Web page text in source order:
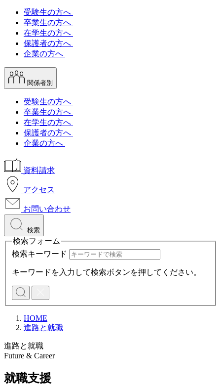
受験生の方へ
卒業生の方へ
在学生の方へ
保護者の方へ
企業の方へ
関係者別
受験生の方へ
卒業生の方へ
在学生の方へ
保護者の方へ
企業の方へ
資料請求
アクセス
お問い合わせ
検索
検索フォーム
検索キーワード
キーワードを入力して検索ボタンを押してください。
HOME
進路と就職
進路と就職
Future & Career
就職支援